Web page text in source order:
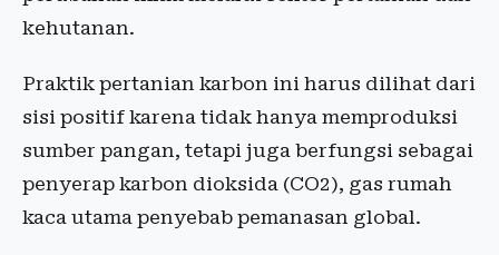
kehutanan.
Praktik pertanian karbon ini harus dilihat dari
sisi positif karena tidak hanya memproduksi
sumber pangan, tetapi juga berfungsi sebagai
penyerap karbon dioksida (CO2), gas rumah
kaca utama penyebab pemanasan global.